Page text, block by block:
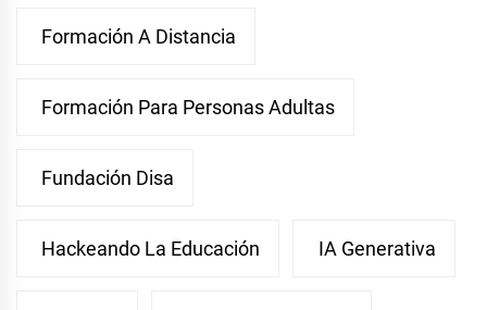
Formación A Distancia
Formación Para Personas Adultas
Fundación Disa
Hackeando La Educación IA Generativa